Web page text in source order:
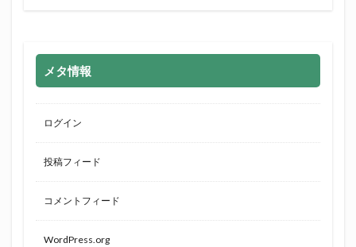
メタ情報
ログイン
投稿フィード
コメントフィード
WordPress.org